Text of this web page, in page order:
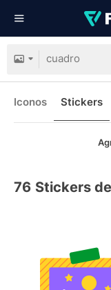
Iconos Stickers
76 Stickers